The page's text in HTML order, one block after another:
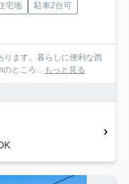
宅地
駐車2台可
ります。暮らしに便利な西
のところ... もっと見る